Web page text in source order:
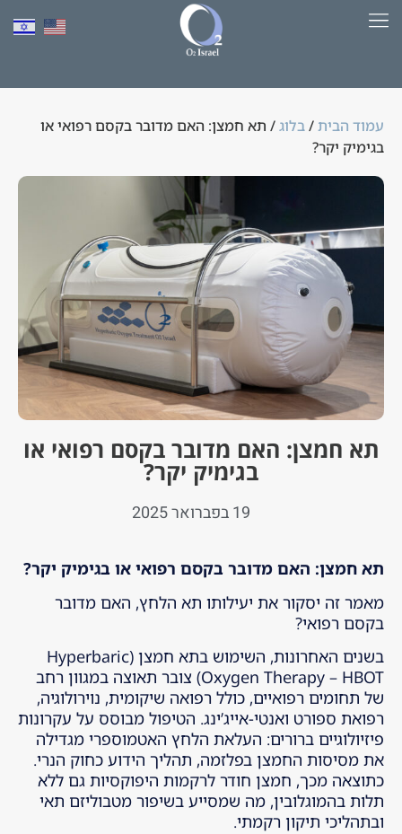
עמוד הבית/בלוג/ תא חמצן: האם מדובר בקסם רפואי או
בגימיק יקר?
תא חמצן: האם מדובר בקסם רפואי או
בגימיק יקר?
19 בפברואר 2025
תא חמצן: האם מדובר בקסם רפואי או בגימיק יקר?
מאמר זה יסקור את יעילותו תא הלחץ, האם מדובר
בקסם רפואי?
בשנים האחרונות, השימוש בתא חמצן (Hyperbaric
Oxygen Therapy – HBOT) צובר תאוצה במגוון רחב
של תחומים רפואיים, כולל רפואה שיקומית, נוירולוגיה,
רפואת ספורט ואנטי-אייג’ינג. הטיפול מבוסס על עקרונות
פיזיולוגיים ברורים: העלאת הלחץ האטמוספרי מגדילה
את מסיסות החמצן בפלזמה, תהליך הידוע כחוק הנרי.
כתוצאה מכך, חמצן חודר לרקמות היפוקסיות גם ללא
תלות בהמוגלובין, מה שמסייע בשיפור מטבוליזם תאי
ובתהליכי תיקון רקמתי.